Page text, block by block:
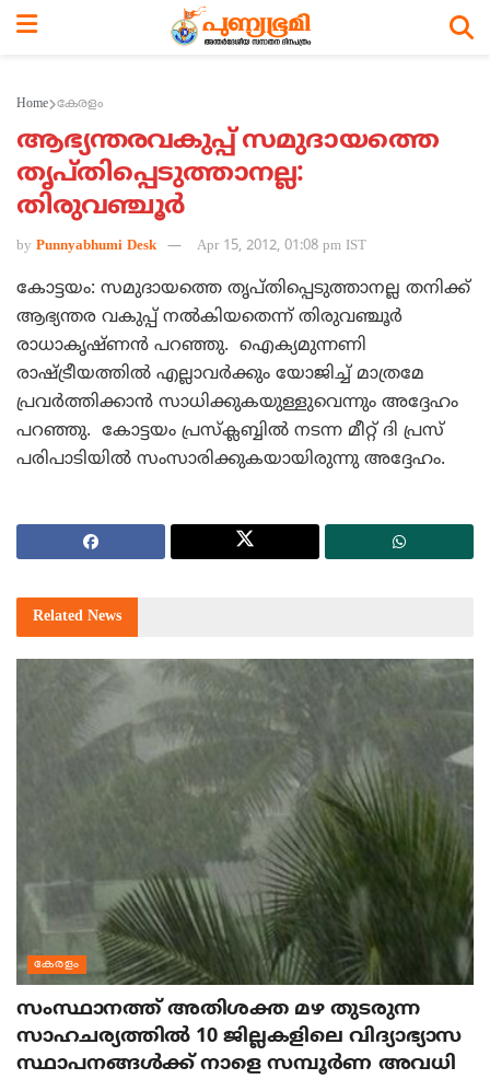
Home കേരളം
ആഭ്യന്തരവകുപ്പ് സമുദായത്തെ
തൃപ്തിപ്പെടുത്താനല്ല:
തിരുവഞ്ചൂര്‍
by Punnyabhumi Desk Apr 15, 2012, 01:08 pm IST
കോട്ടയം: സമുദായത്തെ തൃപ്തിപ്പെടുത്താനല്ല തനിക്ക്
ആഭ്യന്തര വകുപ്പ് നല്‍കിയതെന്ന് തിരുവഞ്ചൂര്‍
രാധാകൃഷ്ണന്‍ പറഞ്ഞു. ഐക്യമുന്നണി
രാഷ്ട്രീയത്തില്‍ എല്ലാവര്‍ക്കും യോജിച്ച് മാത്രമേ
പ്രവര്‍ത്തിക്കാന്‍ സാധിക്കുകയുള്ളുവെന്നും അദ്ദേഹം
പറഞ്ഞു. കോട്ടയം പ്രസ്‌ക്ലബ്ബില്‍ നടന്ന മീറ്റ് ദി പ്രസ്
പരിപാടിയില്‍ സംസാരിക്കുകയായിരുന്നു അദ്ദേഹം.
Related News
കേരളം
സംസ്ഥാനത്ത് അതിശക്ത മഴ തുടരുന്ന
സാഹചര്യത്തിൽ 10 ജില്ലകളിലെ വിദ്യാഭ്യാസ
സ്ഥാപനങ്ങൾക്ക് നാളെ സമ്പൂർണ അവധി